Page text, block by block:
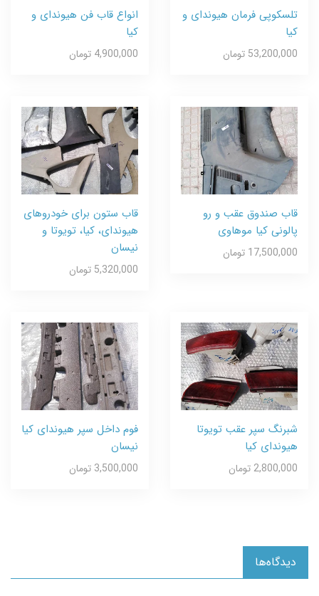
تلسکوپی فرمان هیوندای و
کیا
53,200,000 تومان
انواع قاب فن هیوندای و
کیا
4,900,000 تومان
قاب صندوق عقب و رو
پالونی کیا موهاوی
17,500,000 تومان
قاب ستون برای خودروهای
هیوندای، کیا، تویوتا و
نیسان
5,320,000 تومان
شبرنگ سپر عقب تویوتا
هیوندای کیا
2,800,000 تومان
فوم داخل سپر هیوندای کیا
نیسان
3,500,000 تومان
دیدگاه‌ها